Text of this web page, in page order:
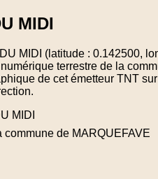
MIDI
MIDI (latitude : 0.142500,
terrestre de la
de cet émetteur TNT
MIDI
commune de MARQUEFAVE